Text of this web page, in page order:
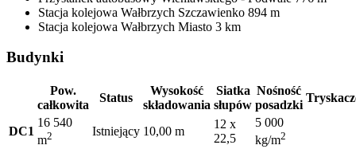
Stacja kolejowa Wałbrzych Szczawienko 894 m
Stacja kolejowa Wałbrzych Miasto 3 km
Budynki
Pow.
całkowita
Status
Wysokość
składowania
Siatka
słupów
Nośność
posadzki
DC1
16 540
m2 Istniejący 10,00 m
12 x
22,5
5 000
kg/m2